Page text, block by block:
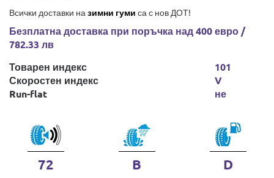
Всички доставки на зимни гуми са с нов ДОТ!
Безплатна доставка при поръчка над 400 евро /
782.33 лв
Товарен индекс
Скоростен индекс
Run-flat
101
V
не
72 B D